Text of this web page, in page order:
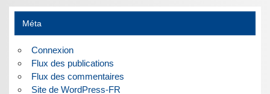
Méta
Connexion
Flux des publications
Flux des commentaires
Site de WordPress-FR